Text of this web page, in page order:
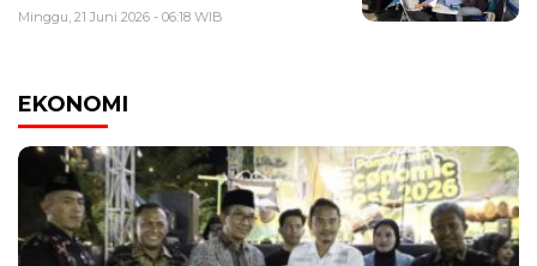
Minggu, 21 Juni 2026 - 06:18 WIB
EKONOMI